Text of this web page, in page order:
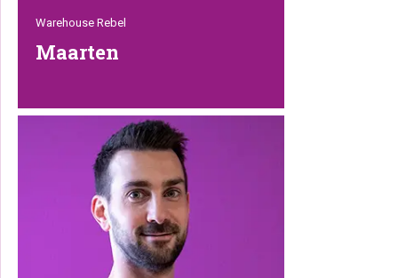
Warehouse Rebel
Maarten
distributiecentrum, dan moet je eerst
langs onze Maarten. Maar dat is niet zo
moeilijk hoor, want hij is hartstikke aardig.
Altijd optimistisch en behulpzaam. En
daarom werkt iedereen heel graag met
hem samen. Hij is dan ook van
onschatbare waarde voor ons team.